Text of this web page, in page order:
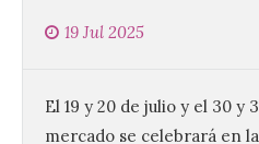
19 Jul 2025
El 19 y 20 de julio y el 30 y
mercado se celebrará en